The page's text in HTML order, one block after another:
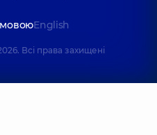
мовоюEnglish
Всі права захищені